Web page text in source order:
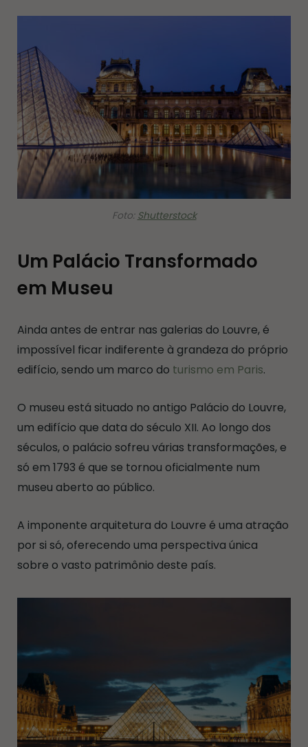
Foto: Shutterstock
Um Palácio Transformado
em Museu
Ainda antes de entrar nas galerias do Louvre, é
impossível ficar indiferente à grandeza do próprio
edifício, sendo um marco do turismo em Paris.
O museu está situado no antigo Palácio do Louvre,
um edifício que data do século XII. Ao longo dos
séculos, o palácio sofreu várias transformações, e
só em 1793 é que se tornou oficialmente num
museu aberto ao público.
A imponente arquitetura do Louvre é uma atração
por si só, oferecendo uma perspectiva única
sobre o vasto patrimônio deste país.